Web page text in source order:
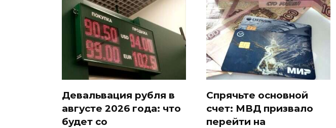
Девальвация рубля в
августе 2026 года: что
будет со
Спрячьте основной
счет: МВД призвало
перейти на